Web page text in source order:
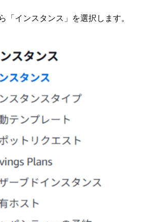
「インスタンス」を選択します。